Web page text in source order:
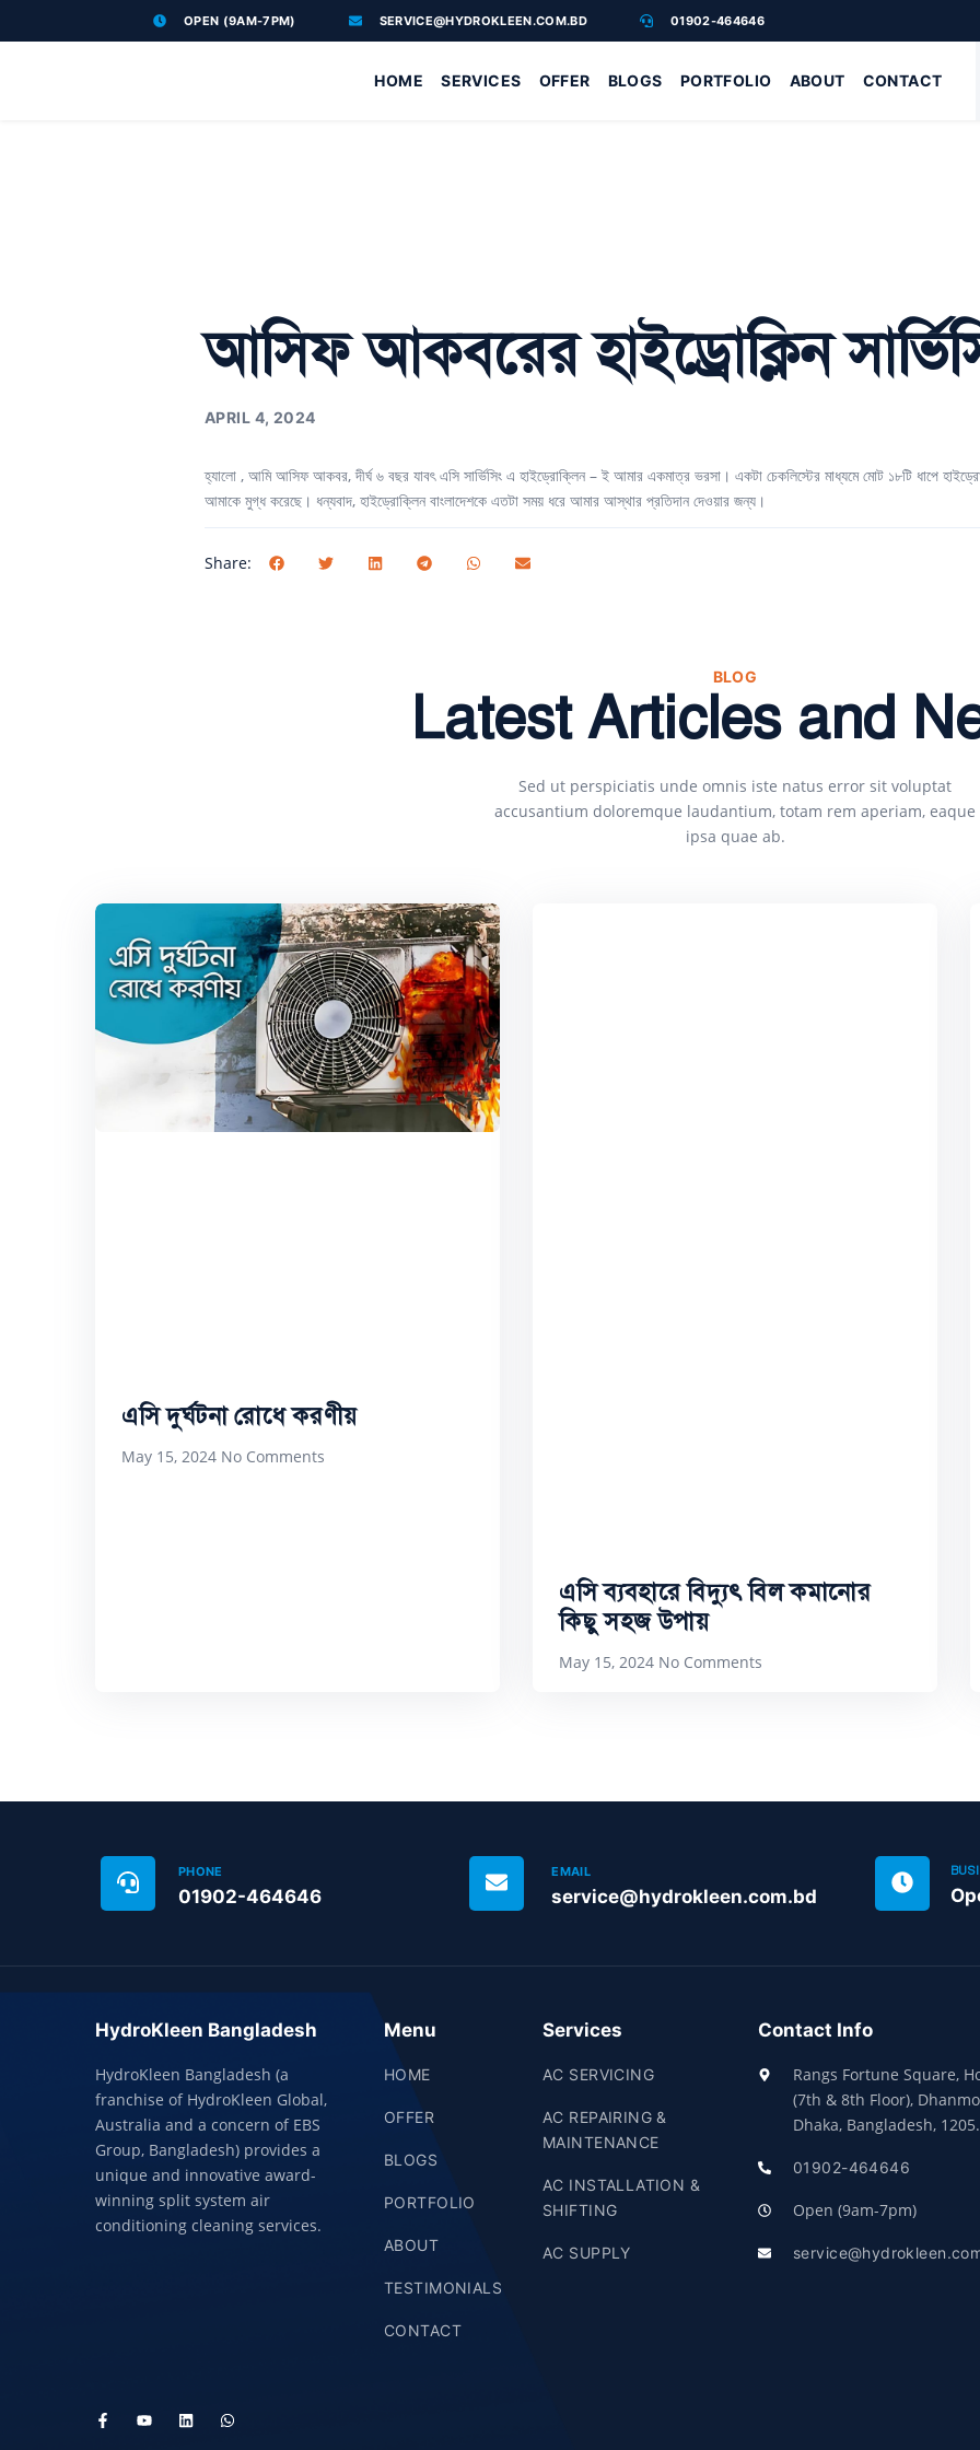
OPEN (9AM-7PM) SERVICE@HYDROKLEEN.COM.BD 01902-464646
HOME SERVICES OFFER BLOGS PORTFOLIO ABOUT CONTACT
আসিফ আকবরের হাইড্রোক্লিন
APRIL 4, 2024
হ্যালো , আমি আসিফ আকবর, দীর্ঘ ৬ বছর যাবৎ এসি সার্ভিসিং এ হাইড্রোক্লিন – ই আমার একমাত্র ভরসা। একটা চেকলিস্টের মাধ্যমে মোট ১৮টি ধাপে
আমাকে মুগ্ধ করেছে। ধন্যবাদ, হাইড্রোক্লিন বাংলাদেশকে এতটা সময় ধরে আমার আস্থার প্রতিদান দেওয়ার জন্য।
Share:
BLOG
Latest Articles and
Sed ut perspiciatis unde omnis iste natus error sit voluptat
accusantium doloremque laudantium, totam rem aperiam, eaque
ipsa quae ab.
এসি দুর্ঘটনা রোধে করণীয়
May 15, 2024 No Comments
এসি ব্যবহারে বিদ্যুৎ বিল কমানোর
কিছু সহজ উপায়
May 15, 2024 No Comments
PHONE
01902-464646
EMAIL
service@hydrokleen.com.bd
HydroKleen Bangladesh
HydroKleen Bangladesh (a
franchise of HydroKleen Global,
Australia and a concern of EBS
Group, Bangladesh) provides a
unique and innovative award-
winning split system air
conditioning cleaning services.
Menu
HOME
OFFER
BLOGS
PORTFOLIO
ABOUT
TESTIMONIALS
CONTACT
Services
AC SERVICING
AC REPAIRING &
MAINTENANCE
AC INSTALLATION &
SHIFTING
AC SUPPLY
Contact Info
Rangs Fortune Square,
(7th & 8th Floor),
Dhaka, Bangladesh, 1205.
01902-464646
Open (9am-7pm)